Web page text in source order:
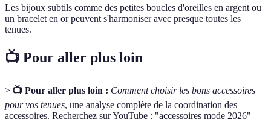
Les bijoux subtils comme des petites boucles d'oreilles en argent ou
un bracelet en or peuvent s'harmoniser avec presque toutes les
tenues.
📺 Pour aller plus loin
> 📺 Pour aller plus loin : Comment choisir les bons accessoires
pour vos tenues, une analyse complète de la coordination des
accessoires. Recherchez sur YouTube : "accessoires mode 2026"